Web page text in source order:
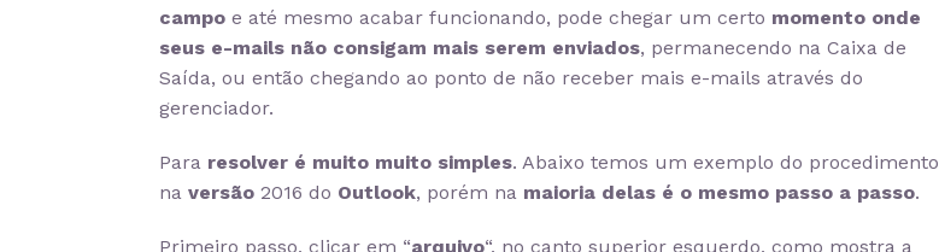
campo e até mesmo acabar funcionando, pode chegar um certo momento onde
seus e-mails não consigam mais serem enviados, permanecendo na Caixa de
Saída, ou então chegando ao ponto de não receber mais e-mails através do
gerenciador.
Para resolver é muito muito simples. Abaixo temos um exemplo do procedimento
na versão 2016 do Outlook, porém na maioria delas é o mesmo passo a passo.
Primeiro passo, clicar em “arquivo“, no canto superior esquerdo, como mostra a